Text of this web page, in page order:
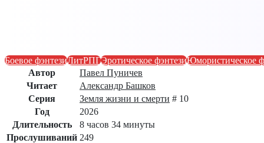
Боевое фэнтезиЛитРПГЭротическое фэнтезиЮмористическое
Автор
Павел Пуничев
Читает
Александр Башков
Серия
Земля жизни и смерти # 10
Год
2026
Длительность
8 часов 34 минуты
Прослушиваний 249